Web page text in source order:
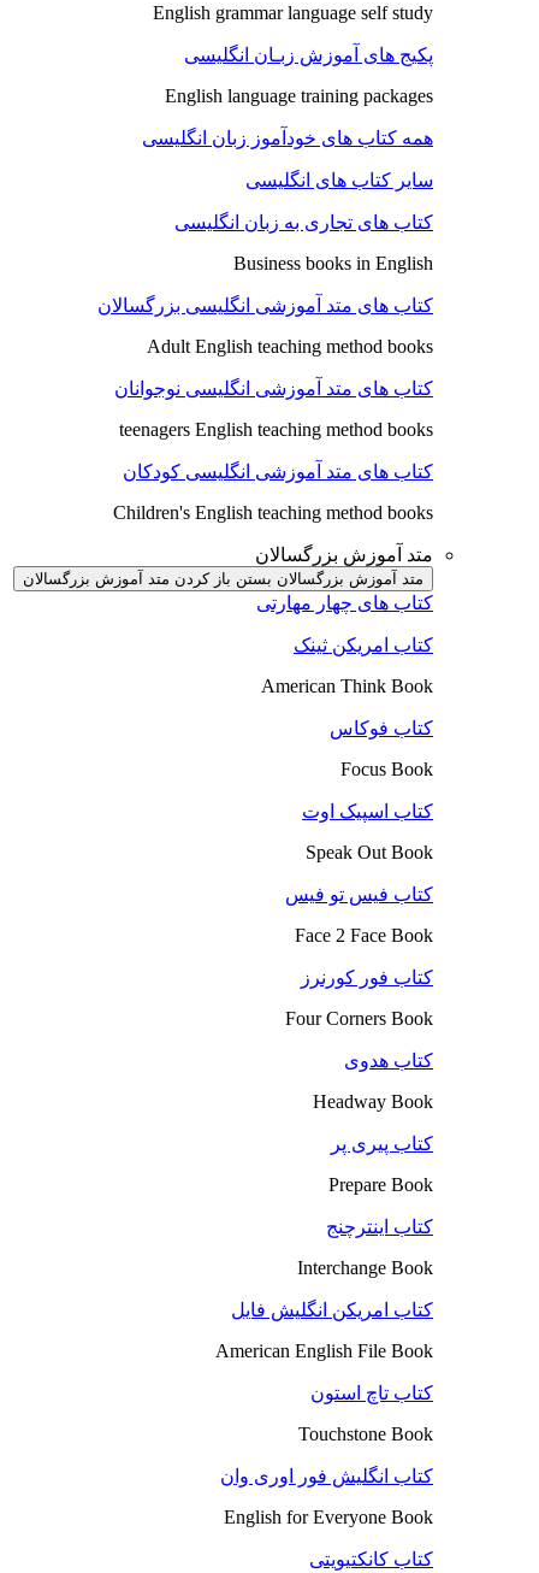
English grammar language self study
پکیج های آموزش زبـان انگلیسی
English language training packages
همه کتاب های خودآموز زبان انگلیسی
سایر کتاب های انگلیسی
کتاب های تجاری به زبان انگلیسی
Business books in English
کتاب های متد آموزشی انگلیسی بزرگسالان
Adult English teaching method books
کتاب های متد آموزشی انگلیسی نوجوانان
teenagers English teaching method books
کتاب های متد آموزشی انگلیسی کودکان
Children's English teaching method books
متد آموزش بزرگسالان
متد آموزش بزرگسالان بستن باز کردن متد آموزش بزرگسالان
کتاب های چهار مهارتی
کتاب امریکن ثینک
American Think Book
کتاب فوکاس
Focus Book
کتاب اسپیک اوت
Speak Out Book
کتاب فیس تو فیس
Face 2 Face Book
کتاب فور کورنرز
Four Corners Book
کتاب هدوی
Headway Book
کتاب پیری پر
Prepare Book
کتاب اینترچنج
Interchange Book
کتاب امریکن انگلیش فایل
American English File Book
کتاب تاچ استون
Touchstone Book
کتاب انگلیش فور اوری وان
English for Everyone Book
کتاب کانکتیویتی